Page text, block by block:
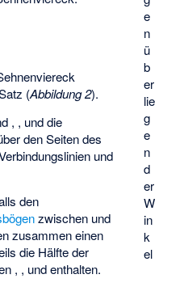
e
n
ü
b
er
lie
g
e
n
d
er
W
in
k
el
(Abbildung 2).
, , unddie
den Seiten des
und
den
zwischen und
zusammen einen
die Hälfte der
, , undenthalten.